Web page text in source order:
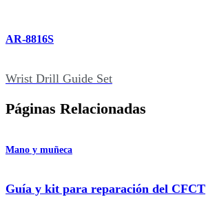
AR-8816S
Wrist Drill Guide Set
Páginas Relacionadas
Mano y muñeca
Guía y kit para reparación del CFCT